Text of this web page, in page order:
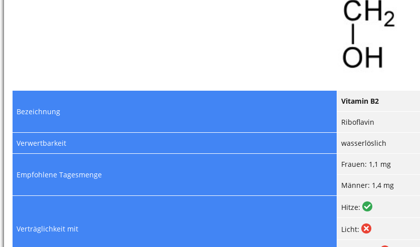
Bezeichnung
Vitamin B2
Riboflavin
Verwertbarkeit wasserlöslich
Empfohlene Tagesmenge
Frauen: 1,1 mg
Männer: 1,4 mg
Verträglichkeit mit
Hitze:
Licht: